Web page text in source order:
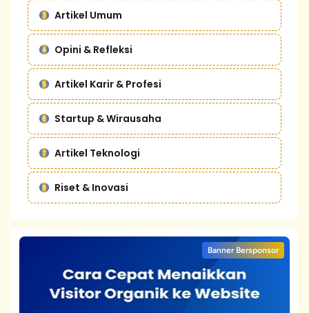
Artikel Umum
Opini & Refleksi
Artikel Karir & Profesi
Startup & Wirausaha
Artikel Teknologi
Riset & Inovasi
Banner Bersponsor